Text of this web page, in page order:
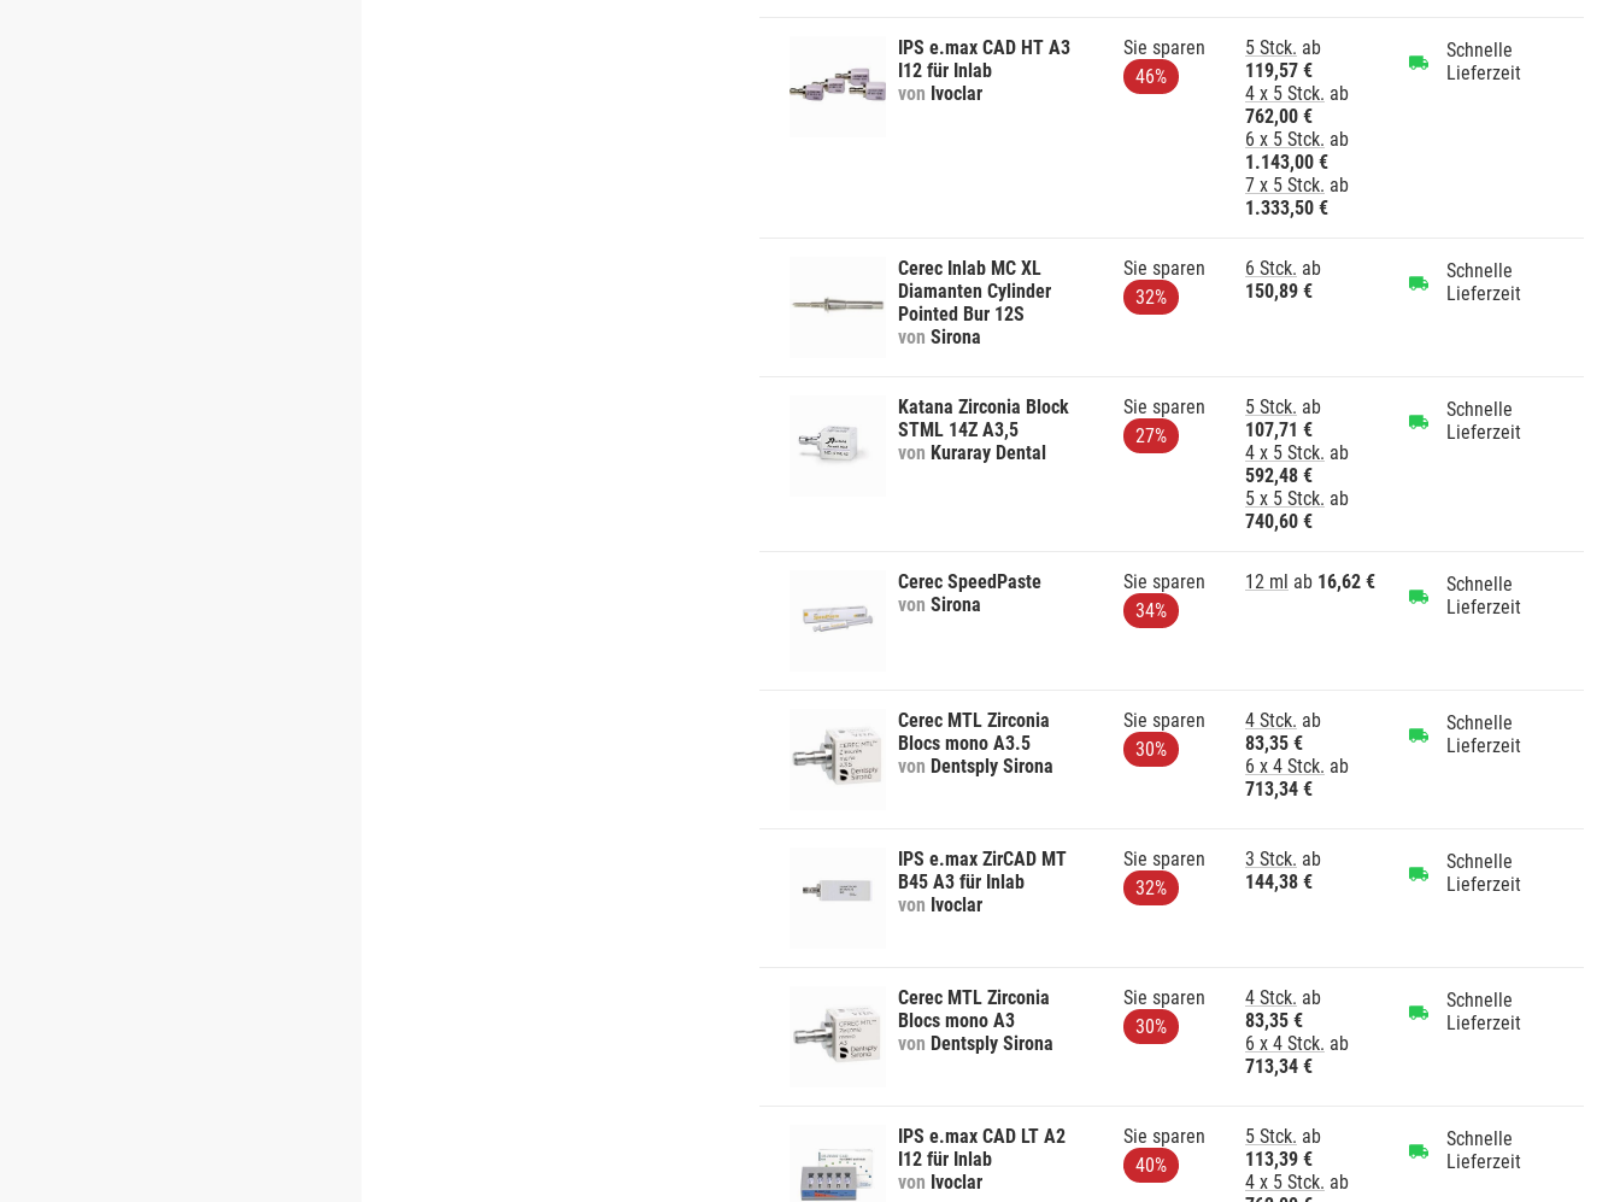
IPS e.max CAD HT A3
I12 für Inlab
von Ivoclar
Sie sparen
46%
5 Stck. ab
119,57 €
4 x 5 Stck. ab
762,00 €
6 x 5 Stck. ab
1.143,00 €
7 x 5 Stck. ab
1.333,50 €
Schnelle
Lieferzeit
Cerec Inlab MC XL
Diamanten Cylinder
Pointed Bur 12S
von Sirona
Sie sparen
32%
6 Stck. ab
150,89 €
Schnelle
Lieferzeit
Katana Zirconia Block
STML 14Z A3,5
von Kuraray Dental
Sie sparen
27%
5 Stck. ab
107,71 €
4 x 5 Stck. ab
592,48 €
5 x 5 Stck. ab
740,60 €
Schnelle
Lieferzeit
Cerec SpeedPaste
von Sirona
Sie sparen
34%
12 ml ab 16,62 €
Schnelle
Lieferzeit
Cerec MTL Zirconia
Blocs mono A3.5
von Dentsply Sirona
Sie sparen
30%
4 Stck. ab
83,35 €
6 x 4 Stck. ab
713,34 €
Schnelle
Lieferzeit
IPS e.max ZirCAD MT
B45 A3 für Inlab
von Ivoclar
Sie sparen
32%
3 Stck. ab
144,38 €
Schnelle
Lieferzeit
Cerec MTL Zirconia
Blocs mono A3
von Dentsply Sirona
Sie sparen
30%
4 Stck. ab
83,35 €
6 x 4 Stck. ab
713,34 €
Schnelle
Lieferzeit
IPS e.max CAD LT A2
I12 für Inlab
von Ivoclar
Sie sparen
40%
5 Stck. ab
113,39 €
4 x 5 Stck. ab
Schnelle
Lieferzeit